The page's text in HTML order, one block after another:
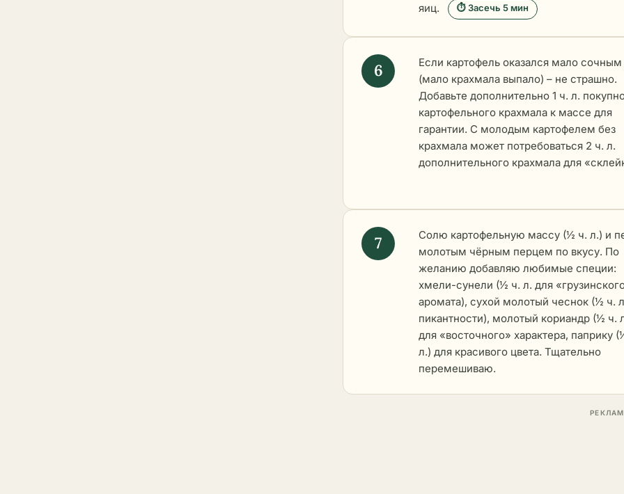
яиц.
⏱ Засечь 5 мин
Если картофель оказался мало сочным
(мало крахмала выпало) – не страшно.
Добавьте дополнительно 1 ч. л.
картофельного крахмала к массе для
гарантии. С молодым картофелем без
крахмала может потребоваться 2 ч. л.
дополнительного крахмала для
Солю картофельную массу (½ ч. л.) и
молотым чёрным перцем по вкусу. По
желанию добавляю любимые специи:
хмели-сунели (½ ч. л. для
аромата), сухой молотый чеснок (½ ч.
пикантности), молотый кориандр (½ ч.
для «восточного» характера, паприку
л.) для красивого цвета. Тщательно
перемешиваю.